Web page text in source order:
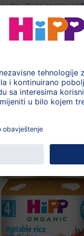
uljane repice,
190 g
Više